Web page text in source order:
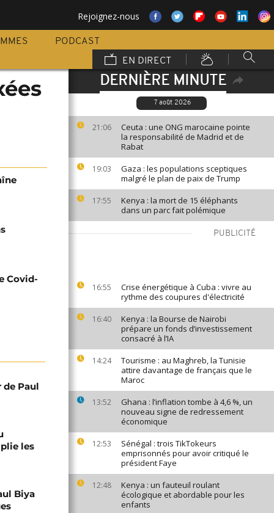
Rejoignez-nous
PODCAST
EN DIRECT
DERNIÈRE MINUTE
7 août 2026
21:06
Ceuta : une ONG marocaine pointe
la responsabilité de Madrid et de
Rabat
19:03
Gaza : les populations sceptiques
malgré le plan de paix de Trump
17:55
Kenya : la mort de 15 éléphants
dans un parc fait polémique
PUBLICITÉ
16:55
Crise énergétique à Cuba : vivre au
rythme des coupures d'électricité
16:40
Kenya : la Bourse de Nairobi
prépare un fonds d’investissement
consacré à l’IA
14:24
Tourisme : au Maghreb, la Tunisie
attire davantage de français que le
Maroc
13:52
Ghana : l’inflation tombe à 4,6 %, un
nouveau signe de redressement
économique
12:53
Sénégal : trois TikTokeurs
emprisonnés pour avoir critiqué le
président Faye
12:48
Kenya : un fauteuil roulant
écologique et abordable pour les
enfants
Covid-
Paul
les
Biya